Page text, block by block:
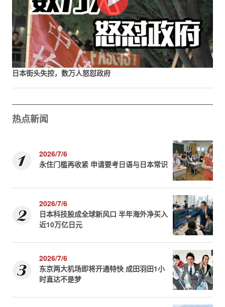
日本街头失控，数万人怒怼政府
热点新闻
2026/7/6
永住门槛再收紧 申请要考日语与日本常识
2026/7/6
日本科技股成全球新风口 半年海外净买入
近10万亿日元
2026/7/6
东京两大机场即将开通特快 成田羽田1小
时直达不是梦